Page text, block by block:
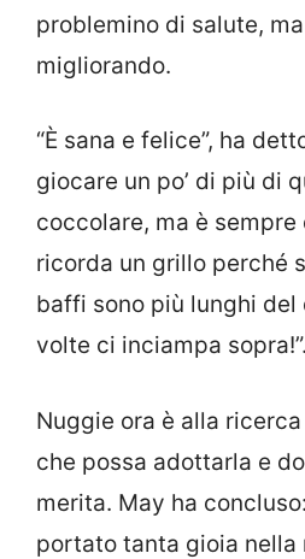
problemino di salute,
migliorando.
“È sana e felice”, ha
giocare un po’ di più di
coccolare, ma è sempre
ricorda un grillo perché
baffi sono più lunghi del
volte ci inciampa sopra!”.
Nuggie ora è alla
che possa adottarla e
merita. May ha
portato tanta gioia nella